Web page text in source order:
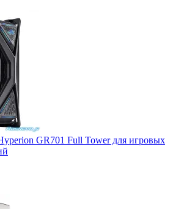
GR701 Full Tower для игровых